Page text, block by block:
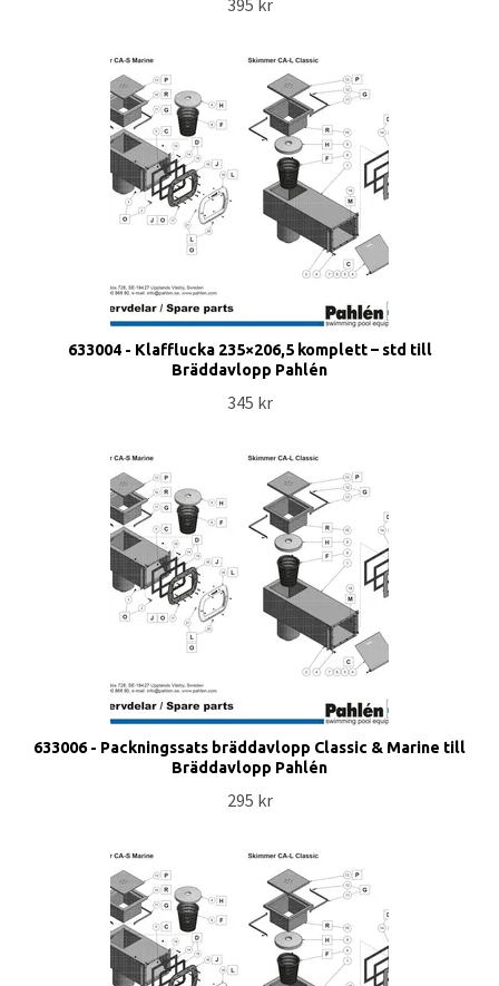
395 kr
633004 - Klafflucka 235×206,5 komplett – std till
Bräddavlopp Pahlén
345 kr
633006 - Packningssats bräddavlopp Classic & Marine till
Bräddavlopp Pahlén
295 kr